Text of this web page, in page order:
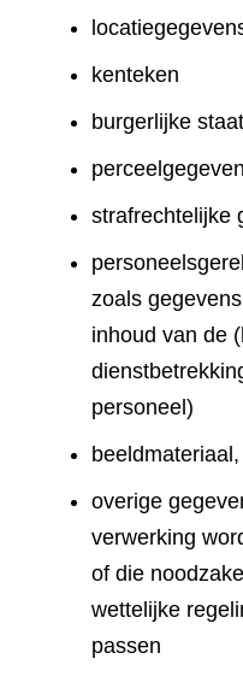
kenteken
burgerlijke staat
strafrechtelijke
zoals
inhoud van de
personeel)
overige
verwerking
of die
wettelijke
passen